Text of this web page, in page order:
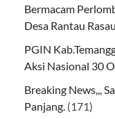
Bermacam
Desa Rantau
PGIN
Aksi Nasional 30
Breaking News,,,
Panjang. (171)